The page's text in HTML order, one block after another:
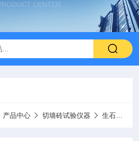
CENTER
产品中心 切墙砖试验仪器 生石灰消化器